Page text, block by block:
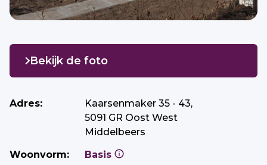
Adres:
Kaarsenmaker 35 - 43,
5091 GR Oost West
Middelbeers
Woonvorm:
Basis
Bekijk de foto